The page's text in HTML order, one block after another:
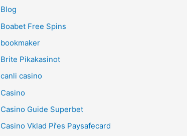
Blog
Boabet Free Spins
bookmaker
Brite Pikakasinot
canli casino
Casino
Casino Guide Superbet
Casino Vklad Přes Paysafecard